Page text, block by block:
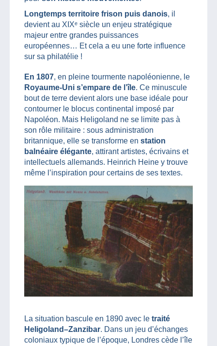
Longtemps territoire frison puis danois, il
devient au XIXᵉ siècle un enjeu stratégique
majeur entre grandes puissances
européennes… Et cela a eu une forte influence
sur sa philatélie !
En 1807, en pleine tourmente napoléonienne, le
Royaume-Uni s’empare de l’île. Ce minuscule
bout de terre devient alors une base idéale pour
contourner le blocus continental imposé par
Napoléon. Mais Heligoland ne se limite pas à
son rôle militaire : sous administration
britannique, elle se transforme en station
balnéaire élégante, attirant artistes, écrivains et
intellectuels allemands. Heinrich Heine y trouve
même l’inspiration pour certains de ses textes.
La situation bascule en 1890 avec le traité
Heligoland–Zanzibar. Dans un jeu d’échanges
coloniaux typique de l’époque, Londres cède l’île